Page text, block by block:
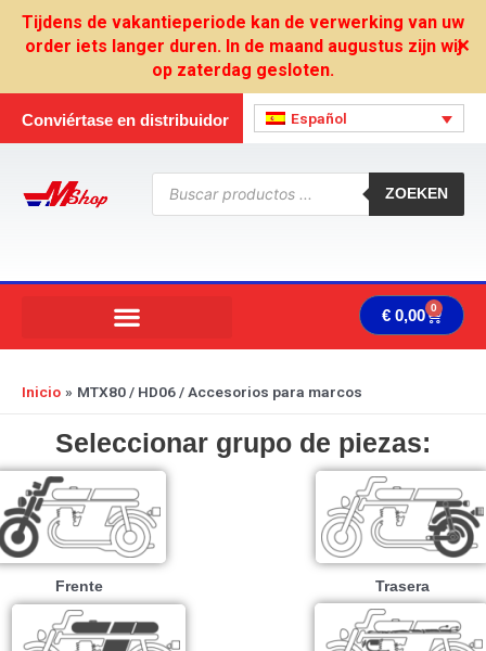
Tijdens de vakantieperiode kan de verwerking van uw
order iets langer duren. In de maand augustus zijn wij
op zaterdag gesloten.
✕
Conviértase en distribuidor Español
Búsqueda
productos
ZOEKEN
€ 0,00 0
Inicio MTX80 / HD06 / Accesorios para marcos
Seleccionar grupo de piezas:
Frente Trasera